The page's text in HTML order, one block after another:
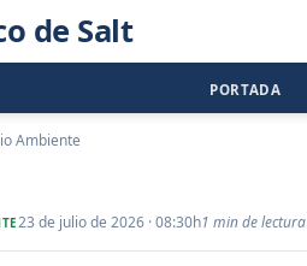
de Salt
PORTADA
Ambiente
23 de julio de 2026 · 08:30h1 min de lectura